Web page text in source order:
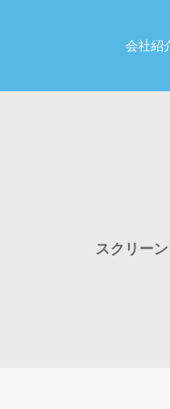
会社紹
スクリー